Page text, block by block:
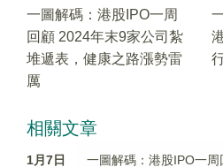
一圖解碼：港股IPO一周
回顧 2024年末9家公司紮
堆遞表，健康之路漲勢雷
厲
相關文章
1月7日
一圖解碼：港股IPO一